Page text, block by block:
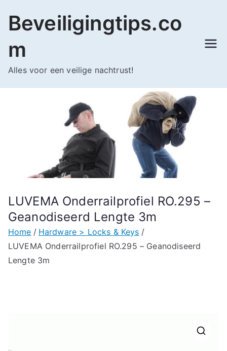
naar
inhoud
Beveiligingtips.co
m
Alles voor een veilige nachtrust!
LUVEMA Onderrailprofiel RO.295 –
Geanodiseerd Lengte 3m
Home
Hardware > Locks & Keys
LUVEMA Onderrailprofiel RO.295 – Geanodiseerd
Lengte 3m